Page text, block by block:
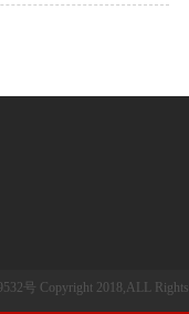
号 Copyright 2018,ALL Rights